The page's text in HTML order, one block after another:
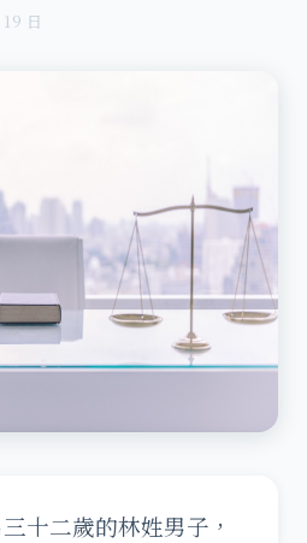
日
十二歲的林姓男子，